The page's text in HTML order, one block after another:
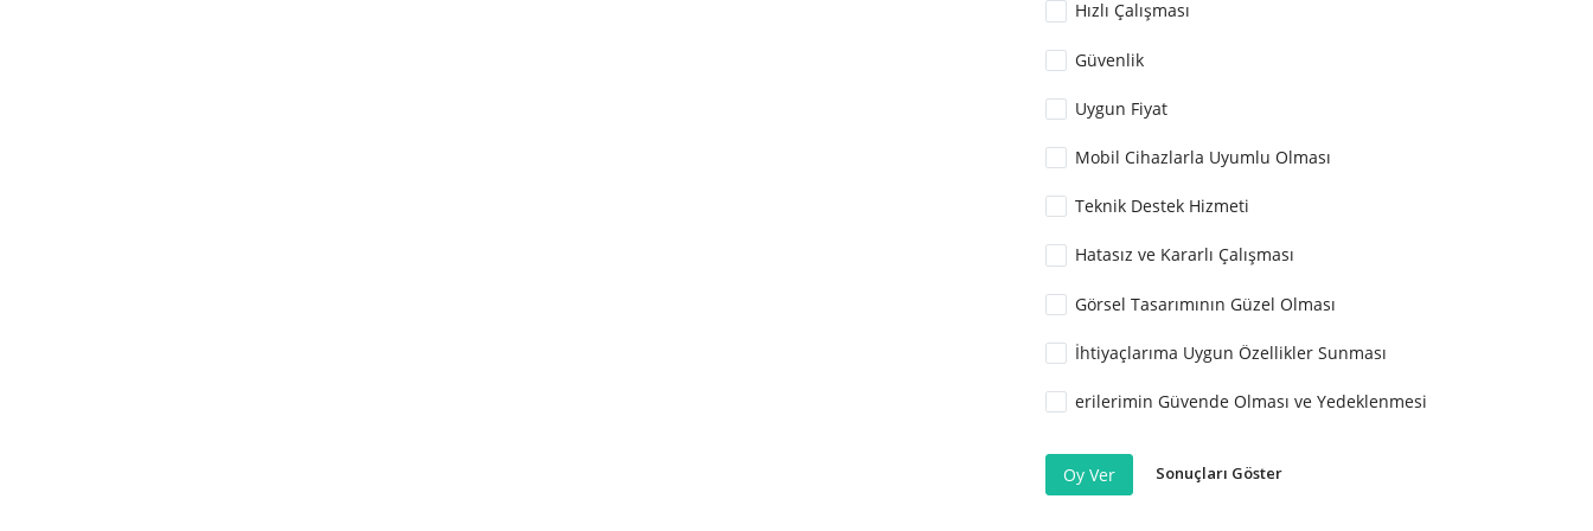
Hızlı Çalışması
Güvenlik
Uygun Fiyat
Mobil Cihazlarla Uyumlu Olması
Teknik Destek Hizmeti
Hatasız ve Kararlı Çalışması
Görsel Tasarımının Güzel Olması
İhtiyaçlarıma Uygun Özellikler Sunması
erilerimin Güvende Olması ve Yedeklenmesi
Oy Ver Sonuçları Göster